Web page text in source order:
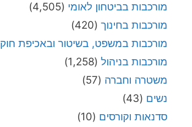
מורכבות בביטחון לאומי (4,505)
מורכבות בחינוך (420)
מורכבות במשפט, בשיטור ובאכיפת חוק
מורכבות בניהול (1,258)
משטרה וחברה (57)
נשים (43)
סדנאות וקורסים (10)